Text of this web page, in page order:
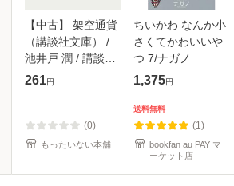
【中古】 架空通貨
（講談社文庫） /
池井戸 潤 / 講談社
[文庫]【メール便送
261円
(0)
もったいない本舗
ちいかわ なんか小
さくてかわいいや
つ 7/ナガノ
1,375円
送料無料
(1)
bookfan au PAY マ
ーケット店